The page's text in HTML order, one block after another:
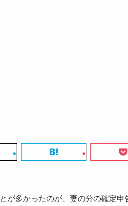
が多かったのが、妻の分の確定申